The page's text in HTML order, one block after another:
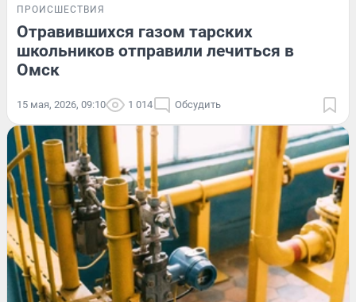
ПРОИСШЕСТВИЯ
Отравившихся газом тарских
школьников отправили лечиться в
Омск
15 мая, 2026, 09:10 1 014 Обсудить